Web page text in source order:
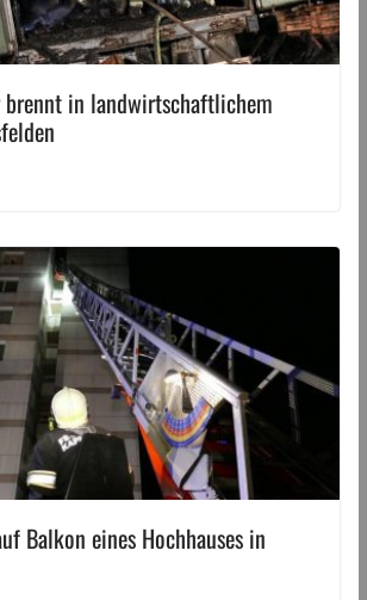
brennt in landwirtschaftlichem
Balkon eines Hochhauses in